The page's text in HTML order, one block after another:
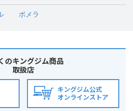
ポメラ
のキングジム商品
取扱店
キングジム公式
オンラインストア